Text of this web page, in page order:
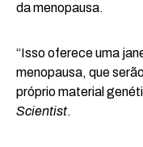
da menopausa.
“Isso oferece uma
menopausa, que
próprio material
Scientist.